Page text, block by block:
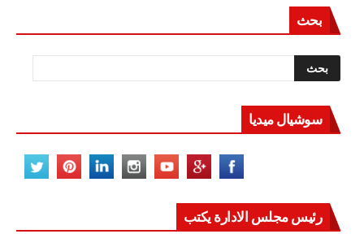
بحث
سوشيال ميديا
رئيس مجلس الادارة يكتب